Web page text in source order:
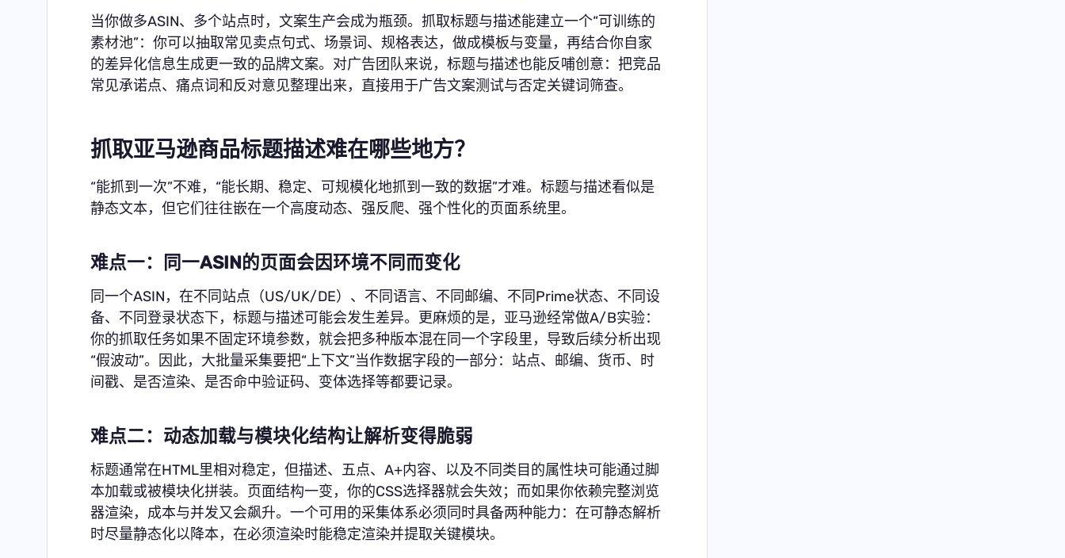
当你做多ASIN、多个站点时，文案生产会成为瓶颈。抓取标题与描述能建立一个“可训练的
素材池”：你可以抽取常见卖点句式、场景词、规格表达，做成模板与变量，再结合你自家
的差异化信息生成更一致的品牌文案。对广告团队来说，标题与描述也能反哺创意：把竞品
常见承诺点、痛点词和反对意见整理出来，直接用于广告文案测试与否定关键词筛查。
抓取亚马逊商品标题描述难在哪些地方？
“能抓到一次”不难，“能长期、稳定、可规模化地抓到一致的数据”才难。标题与描述看似是
静态文本，但它们往往嵌在一个高度动态、强反爬、强个性化的页面系统里。
难点一：同一ASIN的页面会因环境不同而变化
同一个ASIN，在不同站点（US/UK/DE）、不同语言、不同邮编、不同Prime状态、不同设
备、不同登录状态下，标题与描述可能会发生差异。更麻烦的是，亚马逊经常做A/B实验：
你的抓取任务如果不固定环境参数，就会把多种版本混在同一个字段里，导致后续分析出现
“假波动”。因此，大批量采集要把“上下文”当作数据字段的一部分：站点、邮编、货币、时
间戳、是否渲染、是否命中验证码、变体选择等都要记录。
难点二：动态加载与模块化结构让解析变得脆弱
标题通常在HTML里相对稳定，但描述、五点、A+内容、以及不同类目的属性块可能通过脚
本加载或被模块化拼装。页面结构一变，你的CSS选择器就会失效；而如果你依赖完整浏览
器渲染，成本与并发又会飙升。一个可用的采集体系必须同时具备两种能力：在可静态解析
时尽量静态化以降本，在必须渲染时能稳定渲染并提取关键模块。